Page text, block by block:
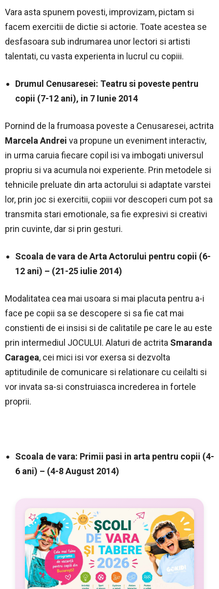
Vara asta spunem povesti, improvizam, pictam si
facem exercitii de dictie si actorie. Toate acestea se
desfasoara sub indrumarea unor lectori si artisti
talentati, cu vasta experienta in lucrul cu copiii.
Drumul Cenusaresei: Teatru si poveste pentru
copii (7-12 ani), in 7 Iunie 2014
Pornind de la frumoasa poveste a Cenusaresei, actrita
Marcela Andrei va propune un eveniment interactiv,
in urma caruia fiecare copil isi va imbogati universul
propriu si va acumula noi experiente. Prin metodele si
tehnicile preluate din arta actorului si adaptate varstei
lor, prin joc si exercitii, copiii vor descoperi cum pot sa
transmita stari emotionale, sa fie expresivi si creativi
prin cuvinte, dar si prin gesturi.
Scoala de vara de Arta Actorului pentru copii (6-
12 ani) – (21-25 iulie 2014)
Modalitatea cea mai usoara si mai placuta pentru a-i
face pe copii sa se descopere si sa fie cat mai
constienti de ei insisi si de calitatile pe care le au este
prin intermediul JOCULUI. Alaturi de actrita Smaranda
Caragea, cei mici isi vor exersa si dezvolta
aptitudinile de comunicare si relationare cu ceilalti si
vor invata sa-si construiasca increderea in fortele
proprii.
Scoala de vara: Primii pasi in arta pentru copii (4-
6 ani) – (4-8 August 2014)